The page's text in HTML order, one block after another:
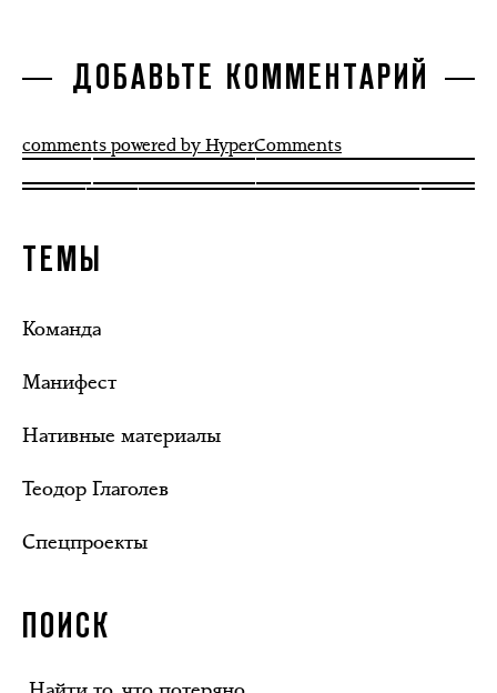
ДОБАВЬТЕ КОММЕНТАРИЙ
comments powered by HyperComments
ТЕМЫ
Команда
Манифест
Нативные материалы
Теодор Глаголев
Спецпроекты
ПОИСК